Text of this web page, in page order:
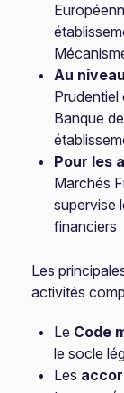
Au
Prudentiel
Banque
Pour les
Marchés
supervise
financiers
Les
activités
Le Code
le socle
Les